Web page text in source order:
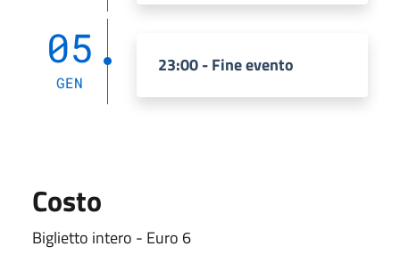
05
GEN
23:00 - Fine evento
Costo
Biglietto intero - Euro 6